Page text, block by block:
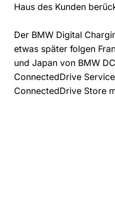
Haus des Kunden
Der BMW Digital
etwas später folgen
und Japan von BMW
ConnectedDrive
ConnectedDrive Store